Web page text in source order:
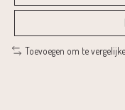
Toevoegen om te